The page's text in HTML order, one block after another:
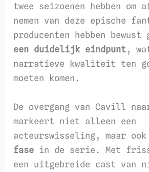
twee seizoenen hebben om
nemen van deze epische
producenten hebben bewust
een duidelijk eindpunt ,
narratieve kwaliteit ten
moeten komen.
De overgang van Cavill
markeert niet alleen een
acteurswisseling, maar ook
fase in de serie. Met
een uitgebreide cast van